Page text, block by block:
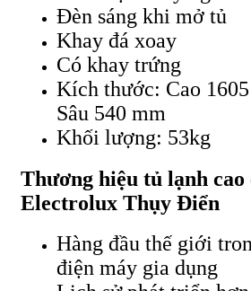
Đèn sáng khi mở tủ
Khay đá xoay
Có khay trứng
Kích thước: Cao
Sâu 540 mm
Khối lượng: 53kg
Thương hiệu tủ lạnh cao
Electrolux Thụy Điển
Hàng đầu thế giới
điện máy gia dụng